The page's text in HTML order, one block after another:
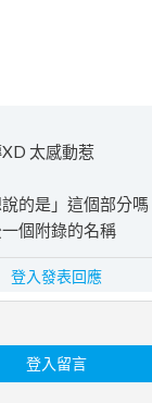
太感動惹
的是」這個部分嗎
個附錄的名稱
登入發表回應
登入留言